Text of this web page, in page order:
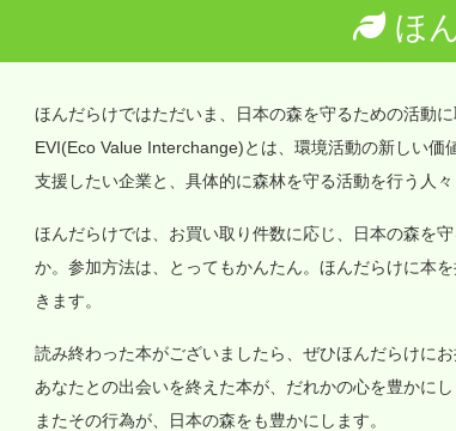
ほ
ほんだらけではただいま、日本の森を守るための活動に
EVI(Eco Value Interchange)とは、環境活動の新しい
支援したい企業と、具体的に森林を守る活動を行う人々
ほんだらけでは、お買い取り件数に応じ、日本の森を
か。参加方法は、とってもかんたん。ほんだらけに本
きます。
読み終わった本がございましたら、ぜひほんだらけにお
あなたとの出会いを終えた本が、だれかの心を豊かにし
またその行為が、日本の森をも豊かにします。